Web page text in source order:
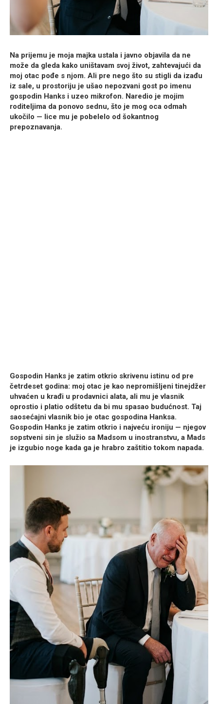
Na prijemu je moja majka ustala i javno objavila da ne
može da gleda kako uništavam svoj život, zahtevajući da
moj otac pođe s njom. Ali pre nego što su stigli da izađu
iz sale, u prostoriju je ušao nepozvani gost po imenu
gospodin Hanks i uzeo mikrofon. Naredio je mojim
roditeljima da ponovo sednu, što je mog oca odmah
ukočilo — lice mu je pobelelo od šokantnog
prepoznavanja.
Gospodin Hanks je zatim otkrio skrivenu istinu od pre
četrdeset godina: moj otac je kao nepromišljeni tinejdžer
uhvaćen u krađi u prodavnici alata, ali mu je vlasnik
oprostio i platio odštetu da bi mu spasao budućnost. Taj
saosećajni vlasnik bio je otac gospodina Hanksa.
Gospodin Hanks je zatim otkrio i najveću ironiju — njegov
sopstveni sin je služio sa Madsom u inostranstvu, a Mads
je izgubio noge kada ga je hrabro zaštitio tokom napada.